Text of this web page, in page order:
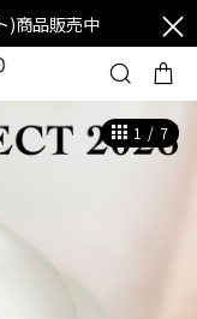
)商品販売中
1 / 7